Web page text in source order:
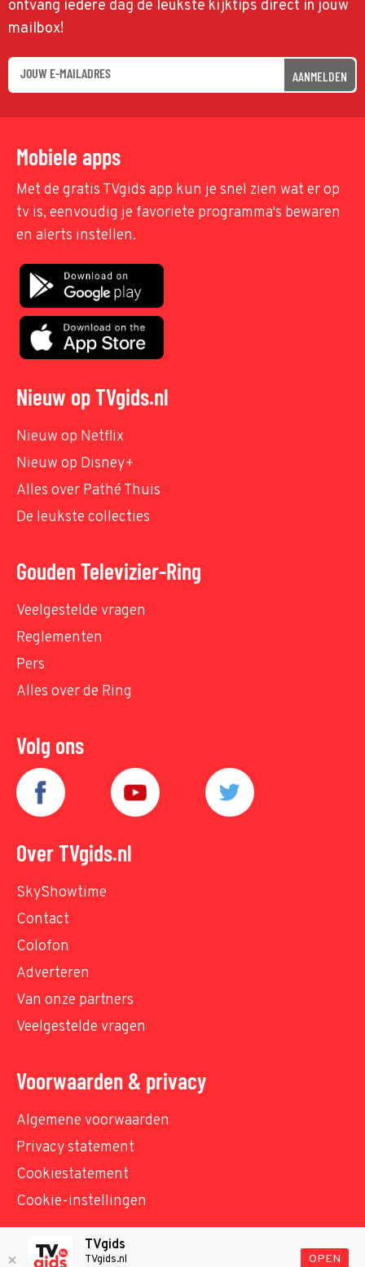
ontvang iedere dag de leukste kijktips direct in jouw
mailbox!
AANMELDEN
Mobiele apps
Met de gratis TVgids app kun je snel zien wat er op
tv is, eenvoudig je favoriete programma's bewaren
en alerts instellen.
Nieuw op TVgids.nl
Nieuw op Netflix
Nieuw op Disney+
Alles over Pathé Thuis
De leukste collecties
Gouden Televizier-Ring
Veelgestelde vragen
Reglementen
Pers
Alles over de Ring
Volg ons
Over TVgids.nl
SkyShowtime
Contact
Colofon
Adverteren
Van onze partners
Veelgestelde vragen
Voorwaarden & privacy
Algemene voorwaarden
Privacy statement
Cookiestatement
Cookie-instellingen
© TVgids.nl 2026 - All rights reserved. No text and
TVgids
TVgids.nl
OPEN